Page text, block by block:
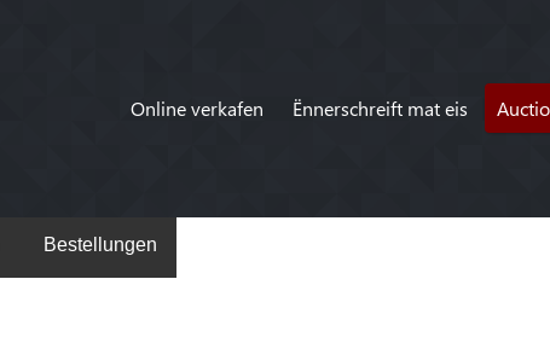
Online verkafen Ënnerschreift mat eis
Bestellungen